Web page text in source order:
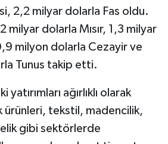
2,2 milyar dolarla Fas oldu.
milyar dolarla Mısır, 1,3 milyar
milyon dolarla Cezayir ve
Tunus takip etti.
ağırlıklı olarak
tekstil, madencilik,
gibi sektörlerde